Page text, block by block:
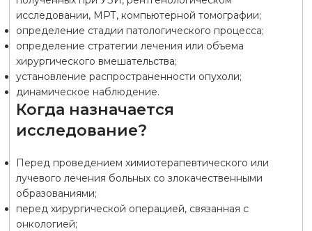
исследовании, МРТ, компьютерной томографии;
определение стадии патологического процесса;
определение стратегии лечения или объема
хирургического вмешательства;
установление распространенности опухоли;
динамическое наблюдение.
Когда назначается
исследование?
Перед проведением химиотерапевтического или
лучевого лечения больных со злокачественными
образованиями;
перед хирургической операцией, связанная с
онкологией;